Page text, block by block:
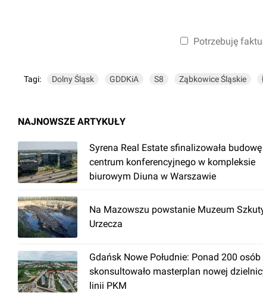
Potrzebuję
Tagi: Dolny Śląsk GDDKiA S8 Ząbkowice Śląskie
NAJNOWSZE ARTYKUŁY
Syrena Real Estate sfinalizowała
centrum konferencyjnego w kompleksie
biurowym Diuna w Warszawie
Na Mazowszu powstanie Muzeum
Urzecza
Gdańsk Nowe Południe: Ponad 200 osób
skonsultowało masterplan nowej
linii PKM